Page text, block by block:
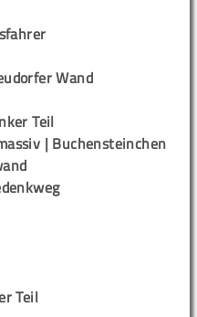
Wand
Teil
| Buchensteinchen
Teil